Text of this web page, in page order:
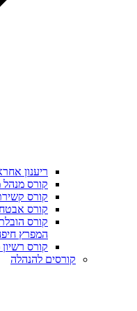
ריענון
קורס
קורס
קורס
קורס
המפרץ
קורס רשיון
קורסים להנהלה